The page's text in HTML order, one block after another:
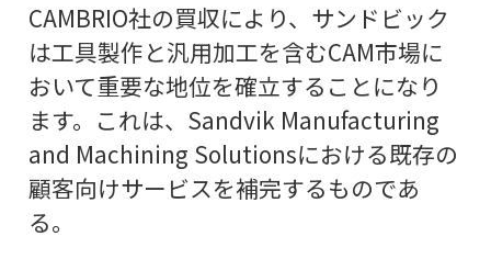
CAMBRIO社の買収により、サンドビック
は工具製作と汎用加工を含むCAM市場に
おいて重要な地位を確立することになり
ます。これは、Sandvik Manufacturing
and Machining Solutionsにおける既存の
顧客向けサービスを補完するものであ
る。